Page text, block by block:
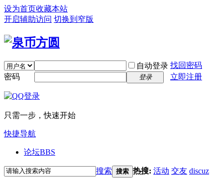
设为首页收藏本站
开启辅助访问 切换到窄版
自动登录 找回密码
密码
登录 立即注册
只需一步，快速开始
快捷导航
论坛BBS
搜索 搜索 热搜: 活动 交友 discuz